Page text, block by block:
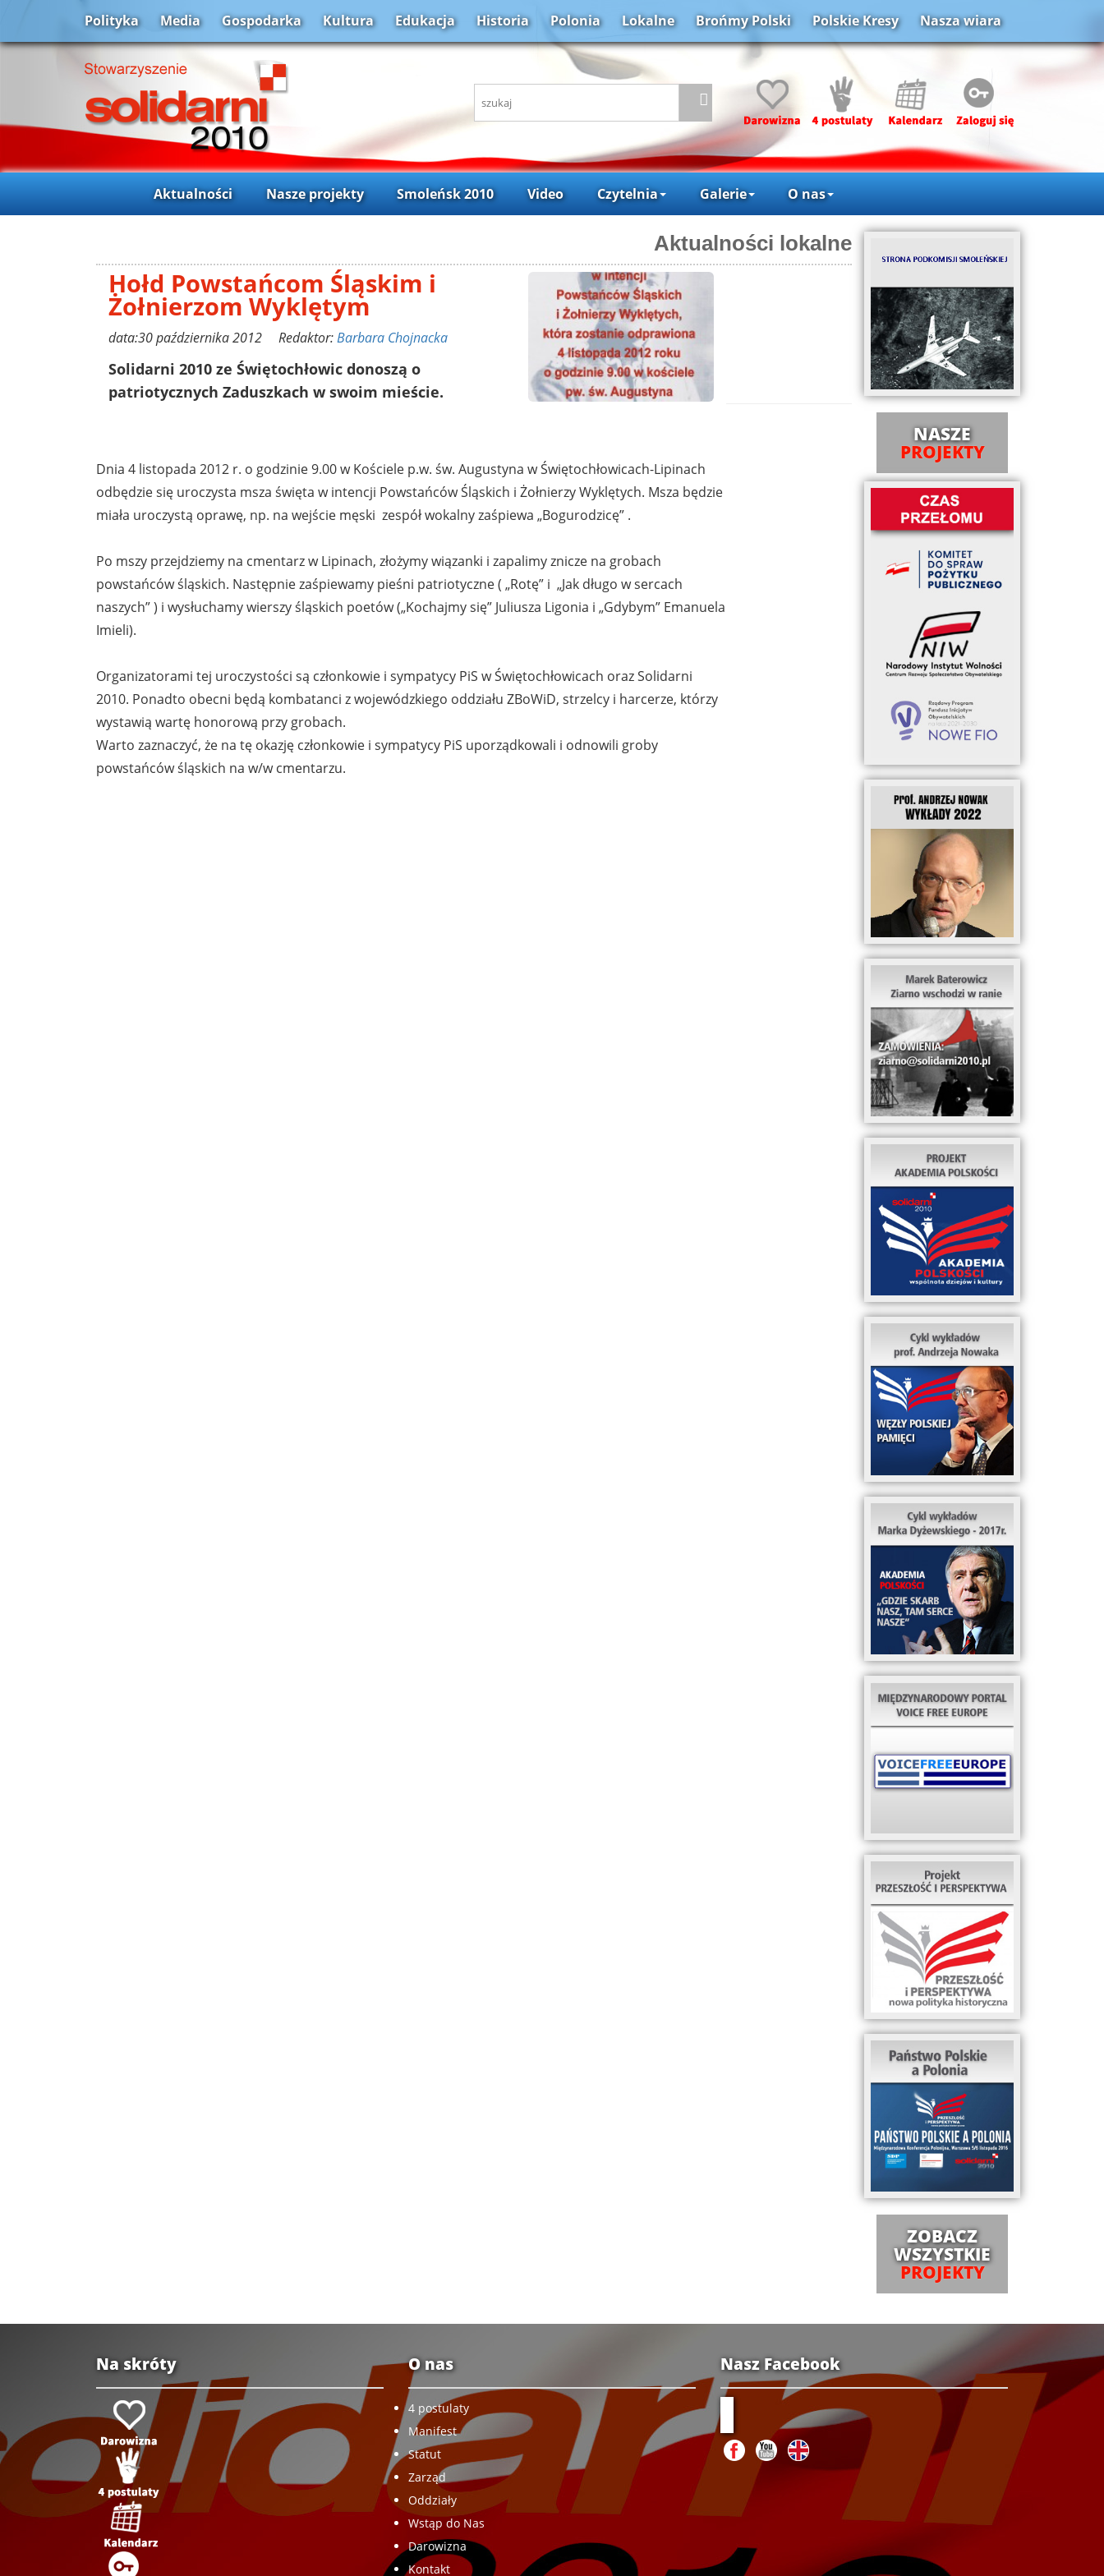
Polityka Media Gospodarka Kultura Edukacja Historia Polonia Lokalne Brońmy Polski Polskie Kresy Nasza wiara
Aktualności Nasze projekty Smoleńsk 2010 Video Czytelnia Galerie O nas
Aktualności lokalne
Hołd Powstańcom Śląskim i
Żołnierzom Wyklętym
data:30 października 2012 Redaktor:Barbara Chojnacka
Solidarni 2010 ze Świętochłowic donoszą o
patriotycznych Zaduszkach w swoim mieście.
Dnia 4 listopada 2012 r. o godzinie 9.00 w Kościele p.w. św. Augustyna w Świętochłowicach-Lipinach
odbędzie się uroczysta msza święta w intencji Powstańców Śląskich i Żołnierzy Wyklętych. Msza będzie
miała uroczystą oprawę, np. na wejście męski zespół wokalny zaśpiewa „Bogurodzicę” .
Po mszy przejdziemy na cmentarz w Lipinach, złożymy wiązanki i zapalimy znicze na grobach
powstańców śląskich. Następnie zaśpiewamy pieśni patriotyczne ( „Rotę” i „Jak długo w sercach
naszych” ) i wysłuchamy wierszy śląskich poetów („Kochajmy się” Juliusza Ligonia i „Gdybym” Emanuela
Imieli).
Organizatorami tej uroczystości są członkowie i sympatycy PiS w Świętochłowicach oraz Solidarni
2010. Ponadto obecni będą kombatanci z wojewódzkiego oddziału ZBoWiD, strzelcy i harcerze, którzy
wystawią wartę honorową przy grobach.
Warto zaznaczyć, że na tę okazję członkowie i sympatycy PiS uporządkowali i odnowili groby
powstańców śląskich na w/w cmentarzu.
NASZE
PROJEKTY
ZOBACZ
WSZYSTKIE
PROJEKTY
Na skróty O nas
4 postulaty
Manifest
Statut
Zarząd
Oddziały
Wstąp do Nas
Darowizna
Kontakt
Nasz Facebook